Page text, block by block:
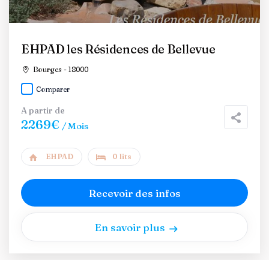
EHPAD les Résidences de Bellevue
Bourges - 18000
Comparer
A partir de
2269€ / Mois
EHPAD 0 lits
Recevoir des infos
En savoir plus